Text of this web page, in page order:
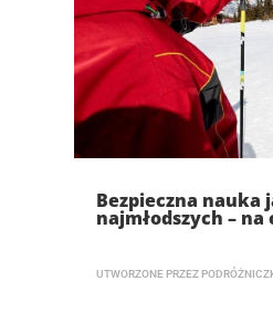
Bezpieczna nauka
najmłodszych –
UTWORZONE PRZEZ